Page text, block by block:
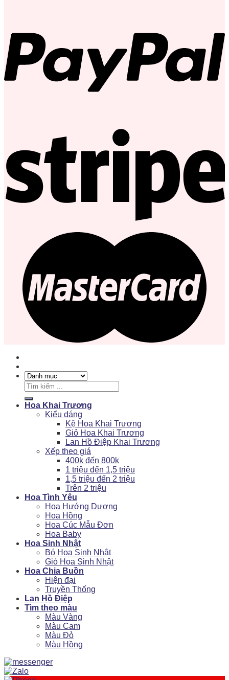
Tìm
kiếm:
Hoa Khai Trương
Kiểu dáng
Kệ Hoa Khai Trương
Giỏ Hoa Khai Trương
Lan Hồ Điệp Khai Trương
Xếp theo giá
400k đến 800k
1 triệu đến 1,5 triệu
1,5 triệu đến 2 triệu
Trên 2 triệu
Hoa Tình Yêu
Hoa Hướng Dương
Hoa Hồng
Hoa Cúc Mẫu Đơn
Hoa Baby
Hoa Sinh Nhật
Bó Hoa Sinh Nhật
Giỏ Hoa Sinh Nhật
Hoa Chia Buồn
Hiện đại
Truyền Thống
Lan Hồ Điệp
Tìm theo màu
Màu Vàng
Màu Cam
Màu Đỏ
Màu Hồng